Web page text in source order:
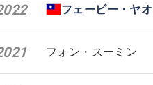
フェービー・ヤオ
フォン・スーミン